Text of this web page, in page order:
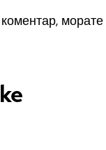
морате